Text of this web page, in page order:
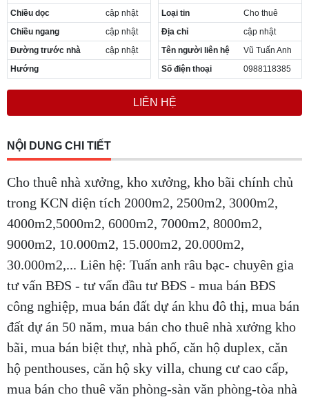
Chiều dọc
cập nhật
Chiều ngang
cập nhật
Đường trước nhà
cập nhật
Hướng
Loại tin
Cho thuê
Địa chỉ
cập nhật
Tên người liên hệ
Vũ Tuấn Anh
Số điện thoại
0988118385
LIÊN HỆ
NỘI DUNG CHI TIẾT
Cho thuê nhà xưởng, kho xưởng, kho bãi chính chủ
trong KCN diện tích 2000m2, 2500m2, 3000m2,
4000m2,5000m2, 6000m2, 7000m2, 8000m2,
9000m2, 10.000m2, 15.000m2, 20.000m2,
30.000m2,... Liên hệ: Tuấn anh râu bạc- chuyên gia
tư vấn BĐS - tư vấn đầu tư BĐS - mua bán BĐS
công nghiệp, mua bán đất dự án khu đô thị, mua bán
đất dự án 50 năm, mua bán cho thuê nhà xưởng kho
bãi, mua bán biệt thự, nhà phố, căn hộ duplex, căn
hộ penthouses, căn hộ sky villa, chung cư cao cấp,
mua bán cho thuê văn phòng-sàn văn phòng-tòa nhà